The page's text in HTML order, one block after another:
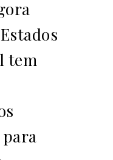
tem